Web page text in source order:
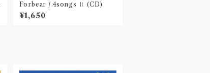
Forbear / 4songs Ⅱ (CD)
¥1,650